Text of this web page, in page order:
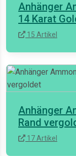
Anhänger
14 Karat
15 Artikel
Anhänger
Rand
17 Artikel